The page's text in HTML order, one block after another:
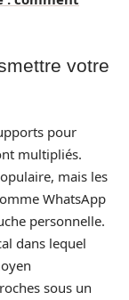
votre
pour
multipliés.
mais les
WhatsApp
personnelle.
dans lequel
sous un